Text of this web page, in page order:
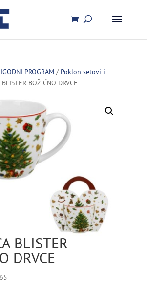
PROGRAM / Poklon setovi i
BOŽIĆNO DRVCE
BLISTER
DRVCE